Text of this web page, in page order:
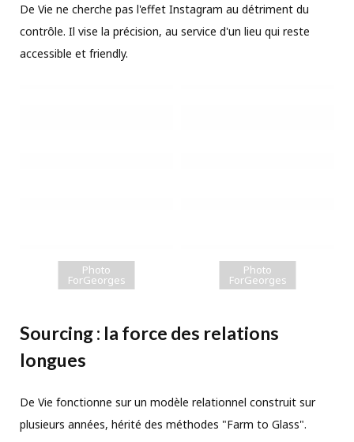
De Vie ne cherche pas l'effet Instagram au détriment du
contrôle. Il vise la précision, au service d'un lieu qui reste
accessible et friendly.
Photo
ForGeorges
Photo
ForGeorges
Sourcing : la force des relations
longues
De Vie fonctionne sur un modèle relationnel construit sur
plusieurs années, hérité des méthodes "Farm to Glass".